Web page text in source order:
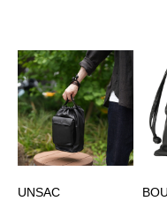
UNSAC